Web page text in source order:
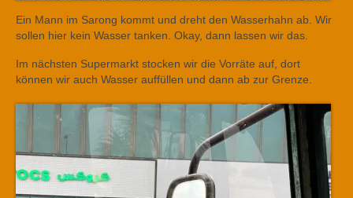
Ein Mann im Sarong kommt und dreht den Wasserhahn ab. Wir
sollen hier kein Wasser tanken. Okay, dann lassen wir das.
Im nächsten Supermarkt stocken wir die Vorräte auf, dort
können wir auch Wasser auffüllen und dann ab zur Grenze.